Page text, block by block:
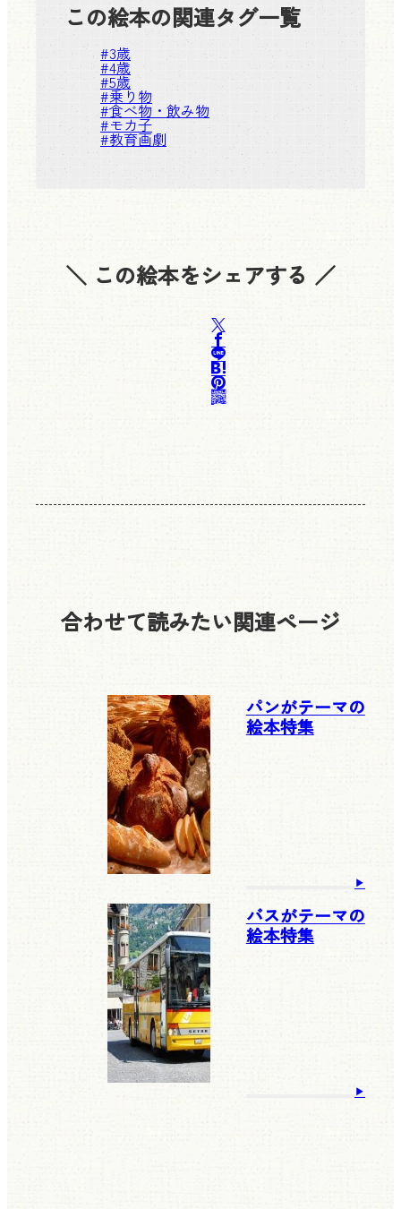
この絵本の関連タグ一覧
#3歳
#4歳
#5歳
#乗り物
#食べ物・飲み物
#モカ子
#教育画劇
＼ この絵本をシェアする ／
合わせて読みたい関連ページ
パンがテーマの
絵本特集
バスがテーマの
絵本特集